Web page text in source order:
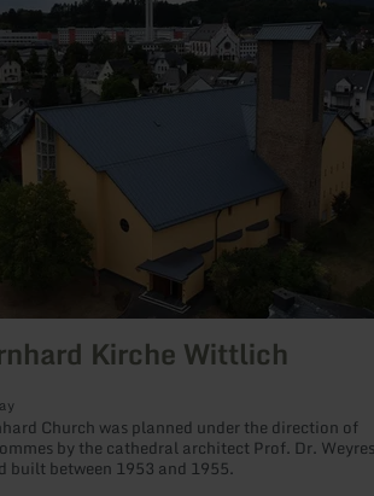
Kirche Wittlich
Church was planned under the direction of
by the cathedral architect Prof. Dr.
built between 1953 and 1955.